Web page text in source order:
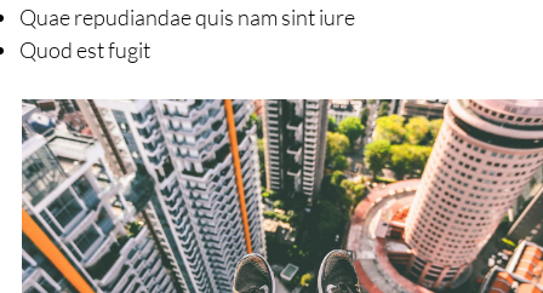
Quae repudiandae quis nam sint iure
Quod est fugit